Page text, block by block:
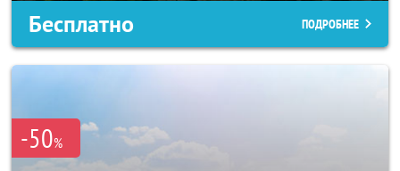
Бесплатно ПОДРОБНЕЕ
-50%